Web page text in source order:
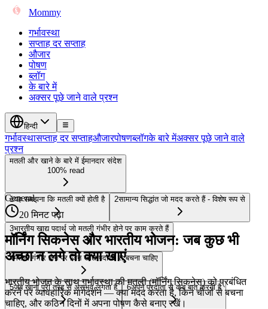
Mommy
गर्भावस्था
सप्ताह दर सप्ताह
औजार
पोषण
ब्लॉग
के बारे में
अक्सर पूछे जाने वाले प्रश्न
हिन्दी
गर्भावस्थासप्ताह दर सप्ताहऔजारपोषणब्लॉगके बारे मेंअक्सर पूछे जाने वाले
प्रश्न
मतली और खाने के बारे में ईमानदार संदेश
100% read
1यह समझना कि मतली क्यों होती है 2सामान्य सिद्धांत जो मदद करते हैं - विशेष रूप से
3भारतीय खाद्य पदार्थ जो मतली गंभीर होने पर काम करते हैं
4मतली गंभीर होने पर जिन खाद्य पदार्थों से बचना चाहिए
5जब खाना पूरी तरह से असंभव लगता है 6अपने प्रदाता से कब बात करनी है
General
20 मिनट पढ़ा
मॉर्निंग सिकनेस और भारतीय भोजन: जब कुछ भी
अच्छा न लगे तो क्या खाएं
भारतीय भोजन के साथ गर्भावस्था की मतली (मॉर्निंग सिकनेस) को प्रबंधित
करने पर व्यावहारिक मार्गदर्शन — क्या मदद करता है, किन चीजों से बचना
चाहिए, और कठिन दिनों में अपना पोषण कैसे बनाए रखें।